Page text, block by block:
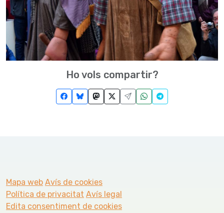
Ho vols compartir?
Mapa web Avís de cookies
Política de privacitat Avís legal
Edita consentiment de cookies